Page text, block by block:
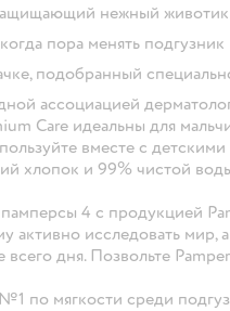
нежный животик
пора менять подгузник
подобранный
ассоциацией
Care идеальны для
вместе с
хлопок и 99% чистой
4 с продукцией
активно исследовать мир,
дня. Позвольте
по мягкости среди